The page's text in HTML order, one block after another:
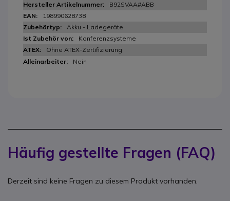
B92SVAA#ABB
198990628738
Akku - Ladegeräte
Konferenzsysteme
Ohne ATEX-Zertifizierung
Nein
Häufig gestellte Fragen (FAQ)
Derzeit sind keine Fragen zu diesem Produkt vorhanden.